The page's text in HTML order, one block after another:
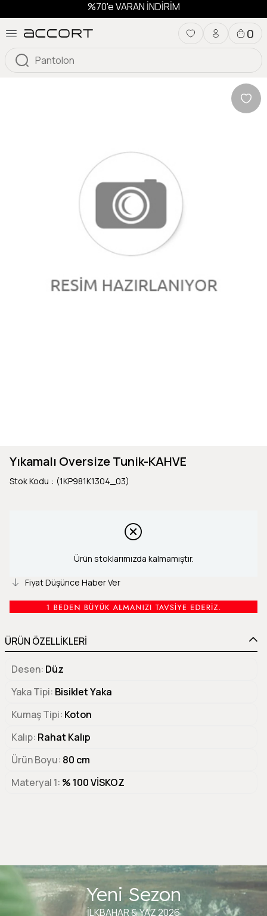
%70'e VARAN İNDİRİM
0
Yıkamalı Oversize Tunik-KAHVE
Stok Kodu (1KP981K1304_03)
Ürün stoklarımızda kalmamıştır.
Fiyat Düşünce Haber Ver
ÜRÜN ÖZELLİKLERİ
Desen Düz
Yaka Tipi Bisiklet Yaka
Kumaş Tipi Koton
Kalıp Rahat Kalıp
Ürün Boyu 80 cm
Materyal 1 % 100 VİSKOZ
Yeni Sezon
İLKBAHAR & YAZ 2026